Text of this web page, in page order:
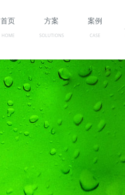
首页
HOME
方案
SOLUTIONS
案例
CASE